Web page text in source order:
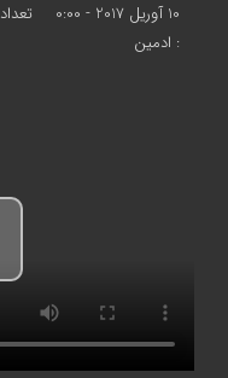
10 آوریل 2017 - 0:00
: ادمین